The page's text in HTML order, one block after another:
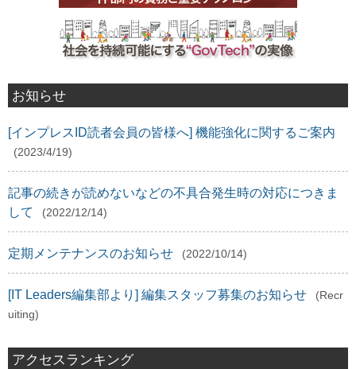
お知らせ
[インプレスID読者会員の皆様へ] 機能強化に関するご案内
(2023/4/19)
記事の続きが読めないなどの不具合発生時の対応につきま
して
(2022/12/14)
定期メンテナンスのお知らせ (2022/10/14)
[IT Leaders編集部より] 編集スタッフ募集のお知らせ
(Recr
uiting)
アクセスランキング